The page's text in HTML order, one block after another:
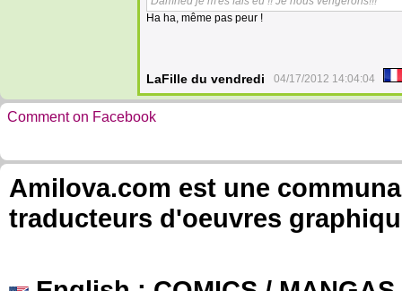
Ha ha, même pas peur !
LaFille du vendredi 04/17/2012 14:04:04
Comment on Facebook
Amilova.com est une
traducteurs d'oeuvres